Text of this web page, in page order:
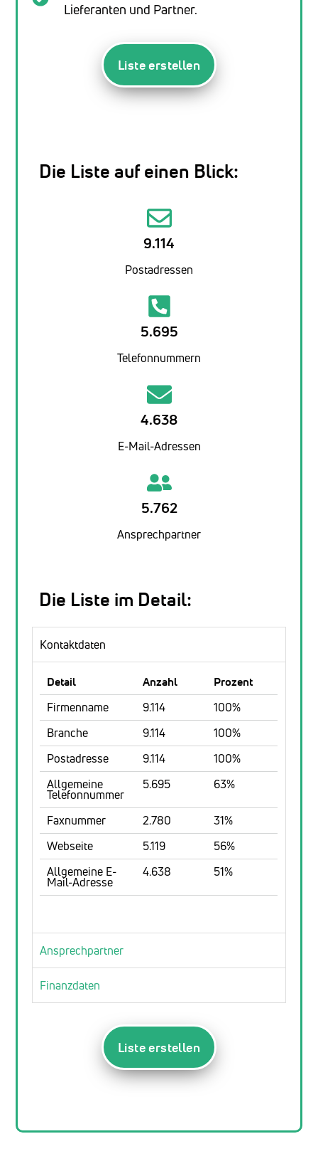
Lieferanten und Partner.
Liste erstellen
Die Liste auf einen Blick:
9.114
Postadressen
5.695
Telefonnummern
4.638
E-Mail-Adressen
5.762
Ansprechpartner
Die Liste im Detail:
Kontaktdaten
Detail Anzahl
Prozent
Firmenname
9.114
100%
Branche
9.114
100%
Postadresse
9.114
100%
Allgemeine
Telefonnummer
5.695 63%
Faxnummer 2.780
31%
Webseite
5.119
56%
Allgemeine E-
Mail-Adresse
4.638 51%
Ansprechpartner
Finanzdaten
Liste erstellen